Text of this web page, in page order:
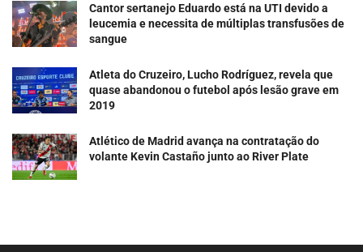
Cantor sertanejo Eduardo está na UTI devido a
leucemia e necessita de múltiplas transfusões de
sangue
Atleta do Cruzeiro, Lucho Rodríguez, revela que
quase abandonou o futebol após lesão grave em
2019
Atlético de Madrid avança na contratação do
volante Kevin Castaño junto ao River Plate